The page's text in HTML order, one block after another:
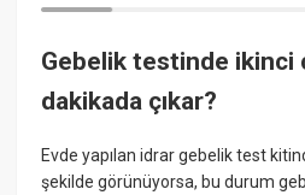
Gebelik testinde ikinci
dakikada çıkar?
Evde yapılan idrar gebelik test
şekilde görünüyorsa, bu durum